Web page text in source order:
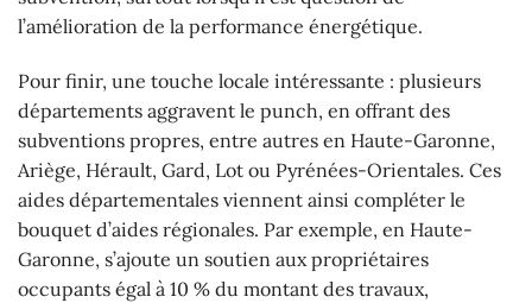
l’amélioration de la performance énergétique.
Pour finir, une touche locale intéressante : plusieurs
départements aggravent le punch, en offrant des
subventions propres, entre autres en Haute-Garonne,
Ariège, Hérault, Gard, Lot ou Pyrénées-Orientales. Ces
aides départementales viennent ainsi compléter le
bouquet d’aides régionales. Par exemple, en Haute-
Garonne, s’ajoute un soutien aux propriétaires
occupants égal à 10 % du montant des travaux,